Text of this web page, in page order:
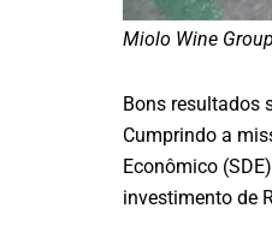
Miolo Wine
Bons resultados
Cumprindo a
Econômico
investimento de